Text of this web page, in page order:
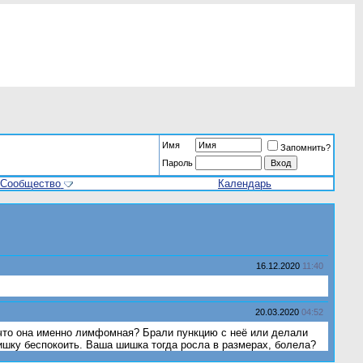
Имя
Запомнить?
Пароль
Сообщество Календарь
16.12.2020 11:40
20.03.2020 04:52
она именно лимфомная? Брали пункцию с неё или делали
беспокоить. Ваша шишка тогда росла в размерах, болела?